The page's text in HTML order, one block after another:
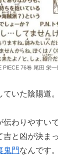
PIECE 76巻 尾田 栄一
いた陰陽道。
伝わりやすい
吉と凶が決ま
鬼門なんです。